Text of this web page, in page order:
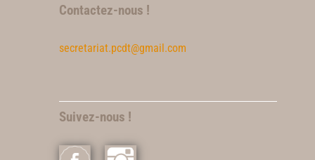
Contactez-nous !
secretariat.pcdt@gmail.com
Suivez-nous !